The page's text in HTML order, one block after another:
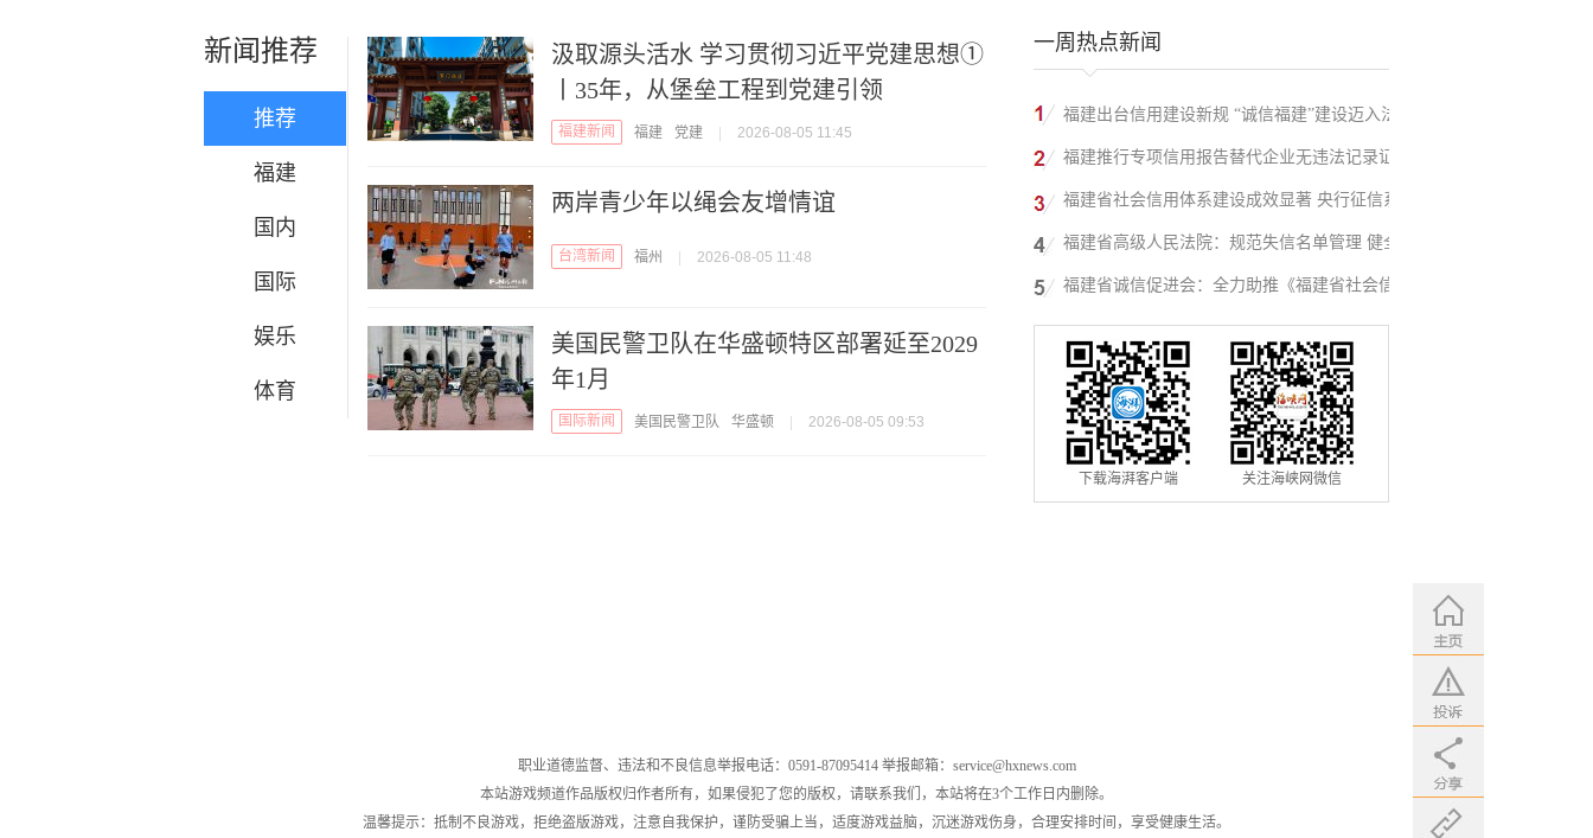
新闻推荐
推荐
福建
国内
国际
娱乐
体育
汲取源头活水 学习贯彻习近平党建思想①
丨35年，从堡垒工程到党建引领
福建新闻 福建 党建 | 2026-08-05 11:45
两岸青少年以绳会友增情谊
台湾新闻 福州 | 2026-08-05 11:48
美国民警卫队在华盛顿特区部署延至2029
年1月
国际新闻 美国民警卫队 华盛顿 | 2026-08-05 09:53
一周热点新闻
福建出台信用建设新规 “诚信福建”建设迈入法
治化新阶段
福建推行专项信用报告替代企业无违法记录证
明改革成效显著
福建省社会信用体系建设成效显著 央行征信系
统赋能实体经济
福建省高级人民法院：规范失信名单管理 健全
信用修复机制
福建省诚信促进会：全力助推《福建省社会信
用条例》落地见效
下载海湃客户端 关注海峡网微信
职业道德监督、违法和不良信息举报电话：0591-87095414 举报邮箱：service@hxnews.com
本站游戏频道作品版权归作者所有，如果侵犯了您的版权，请联系我们，本站将在3个工作日内删除。
温馨提示：抵制不良游戏，拒绝盗版游戏，注意自我保护，谨防受骗上当，适度游戏益脑，沉迷游戏伤身，合理安排时间，享受健康生活。